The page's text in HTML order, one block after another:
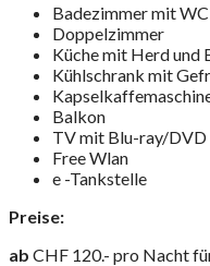
Badezimmer mit
Doppelzimmer
Küche mit Herd und
Kühlschrank mit
Balkon
TV mit Blu-ray/DVD
Free Wlan
e -Tankstelle
Preise:
ab CHF 120.- pro Nacht